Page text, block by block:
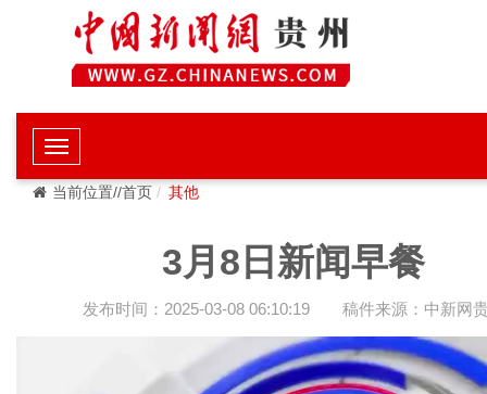
当前位置//首页 其他
3月8日新闻早餐
发布时间：2025-03-08 06:10:19 稿件来源：中新网